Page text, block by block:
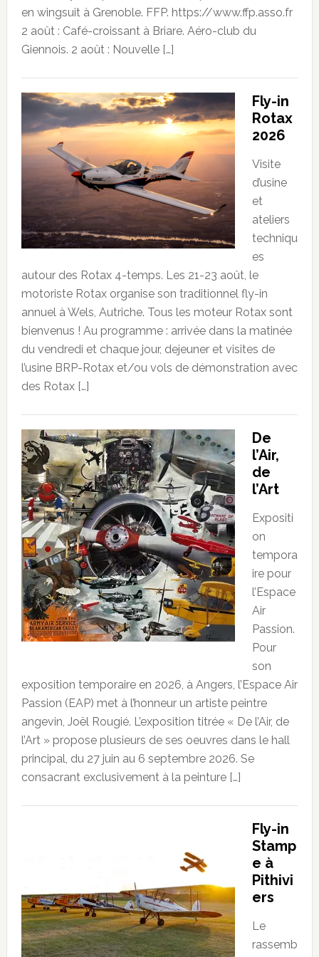
en wingsuit à Grenoble. FFP. https://www.ffp.asso.fr
2 août : Café-croissant à Briare. Aéro-club du
Giennois. 2 août : Nouvelle […]
Fly-in
Rotax
2026
Visite
d’usine
et
ateliers
techniqu
es
autour des Rotax 4-temps. Les 21-23 août, le
motoriste Rotax organise son traditionnel fly-in
annuel à Wels, Autriche. Tous les moteur Rotax sont
bienvenus ! Au programme : arrivée dans la matinée
du vendredi et chaque jour, dejeuner et visites de
l’usine BRP-Rotax et/ou vols de démonstration avec
des Rotax […]
De
l’Air,
de
l’Art
Expositi
on
tempora
ire pour
l’Espace
Air
Passion.
Pour
son
exposition temporaire en 2026, à Angers, l’Espace Air
Passion (EAP) met à l’honneur un artiste peintre
angevin, Joël Rougié. L’exposition titrée « De l’Air, de
l’Art » propose plusieurs de ses oeuvres dans le hall
principal, du 27 juin au 6 septembre 2026. Se
consacrant exclusivement à la peinture […]
Fly-in
Stamp
e à
Pithivi
ers
Le
rassemb